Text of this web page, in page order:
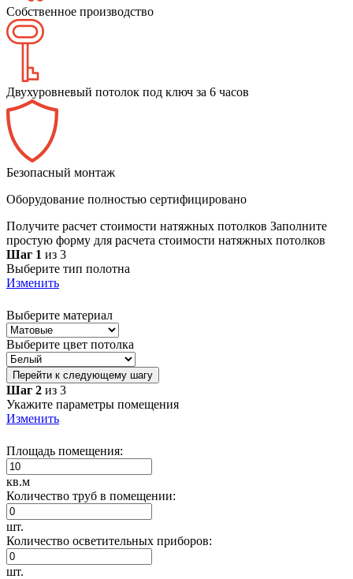
Собственное производство
Двухуровневый потолок под ключ за 6 часов
Безопасный монтаж
Оборудование полностью сертифицировано
Получите расчет стоимости натяжных потолков Заполните
простую форму для расчета стоимости натяжных потолков
Шаг 1 из 3
Выберите тип полотна
Изменить
Выберите материал
Выберите цвет потолка
Перейти к следующему шагу
Шаг 2 из 3
Укажите параметры помещения
Изменить
Площадь помещения:
кв.м
Количество труб в помещении:
шт.
Количество осветительных приборов:
шт.